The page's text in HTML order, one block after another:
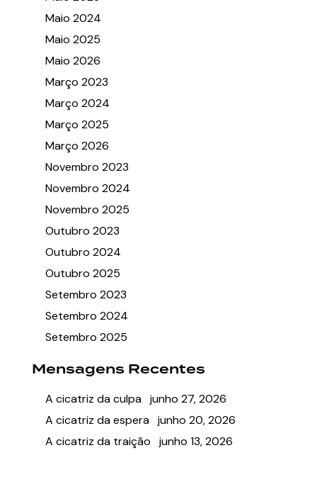
Maio 2024
Maio 2025
Maio 2026
Março 2023
Março 2024
Março 2025
Março 2026
Novembro 2023
Novembro 2024
Novembro 2025
Outubro 2023
Outubro 2024
Outubro 2025
Setembro 2023
Setembro 2024
Setembro 2025
Mensagens Recentes
A cicatriz da culpa junho 27, 2026
A cicatriz da espera junho 20, 2026
A cicatriz da traição
junho 13, 2026